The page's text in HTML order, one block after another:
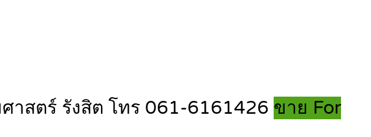
าสตร์ รังสิต โทร 061-6161426 ขาย For